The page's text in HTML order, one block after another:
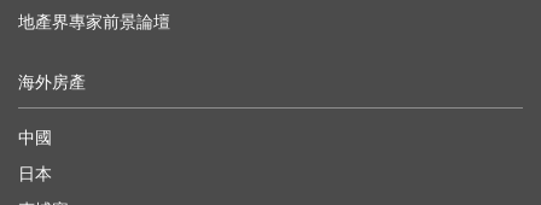
地產界專家前景論壇
海外房產
中國
日本